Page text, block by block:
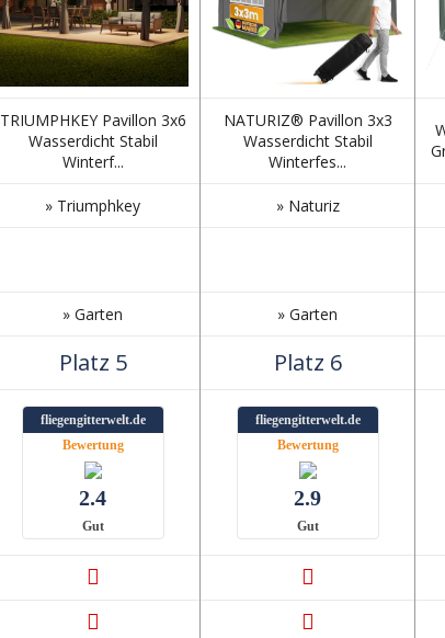
TRIUMPHKEY Pavillon 3x6
Wasserdicht Stabil
Winterf...
NATURIZ® Pavillon 3x3
Wasserdicht Stabil
Winterfes...
» Triumphkey » Naturiz
» Garten » Garten
Platz 5 Platz 6
fliegengitterwelt.de
Bewertung
2.4
Gut
fliegengitterwelt.de
Bewertung
2.9
Gut